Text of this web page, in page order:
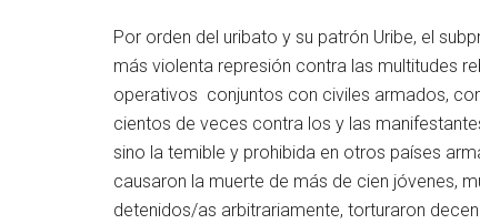
Por orden del uribato y su patrón Uribe, el
más violenta represión contra las multitudes
operativos conjuntos con civiles armados,
cientos de veces contra los y las
sino la temible y prohibida en otros países
causaron la muerte de más de cien jóvenes,
detenidos/as arbitrariamente, torturaron